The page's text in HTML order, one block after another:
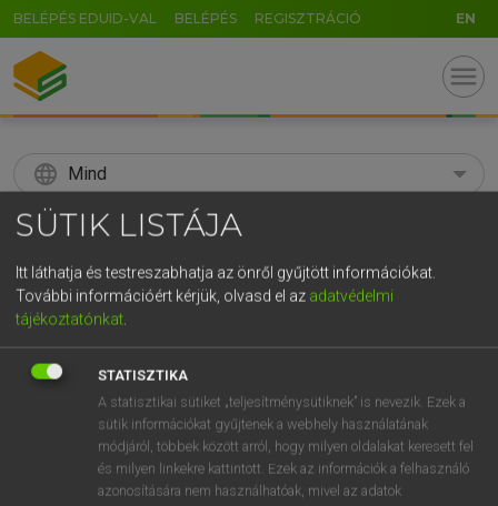
BELÉPÉS EDUID-VAL BELÉPÉS REGISZTRÁCIÓ EN
menu
language Mind
search
KERESÉS
Díjmentes angol szótár
kapzsiság
keresése szótárainkban
SÜTIK LISTÁJA
Itt láthatja és testreszabhatja az önről gyűjtött információkat.
További információért kérjük, olvasd el az adatvédelmi
tájékoztatónkat
STATISZTIKA
A statisztikai sütiket „teljesítménysütiknek” is nevezik. Ezek a
sütik információkat gyűjtenek a webhely használatának
módjáról, többek között arról, hogy milyen oldalakat keresett fel
és milyen linkekre kattintott. Ezek az információk a felhasználó
azonosítására nem használhatóak, mivel az adatok
GR
5 6 7 8 9 ö ü ó
r t z u i o p ő ú
k l ű
n m , . AltGr